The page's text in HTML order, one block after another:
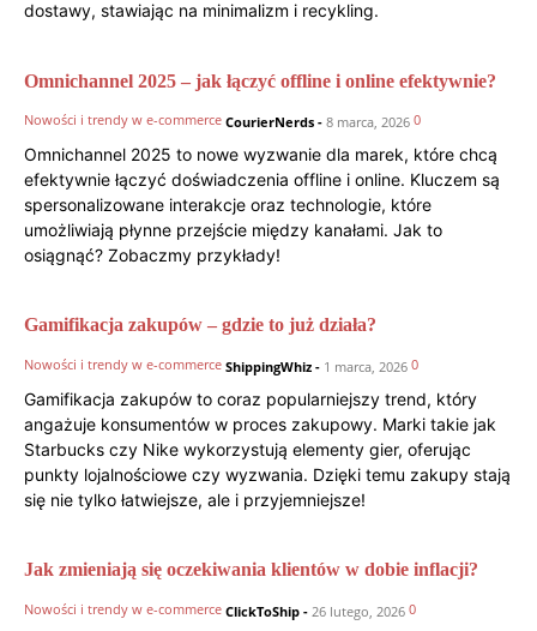
dostawy, stawiając na minimalizm i recykling.
Omnichannel 2025 – jak łączyć offline i online efektywnie?
Nowości i trendy w e-commerce CourierNerds - 8 marca, 2026 0
Omnichannel 2025 to nowe wyzwanie dla marek, które chcą
efektywnie łączyć doświadczenia offline i online. Kluczem są
spersonalizowane interakcje oraz technologie, które
umożliwiają płynne przejście między kanałami. Jak to
osiągnąć? Zobaczmy przykłady!
Gamifikacja zakupów – gdzie to już działa?
Nowości i trendy w e-commerce ShippingWhiz - 1 marca, 2026 0
Gamifikacja zakupów to coraz popularniejszy trend, który
angażuje konsumentów w proces zakupowy. Marki takie jak
Starbucks czy Nike wykorzystują elementy gier, oferując
punkty lojalnościowe czy wyzwania. Dzięki temu zakupy stają
się nie tylko łatwiejsze, ale i przyjemniejsze!
Jak zmieniają się oczekiwania klientów w dobie inflacji?
Nowości i trendy w e-commerce ClickToShip - 26 lutego, 2026 0